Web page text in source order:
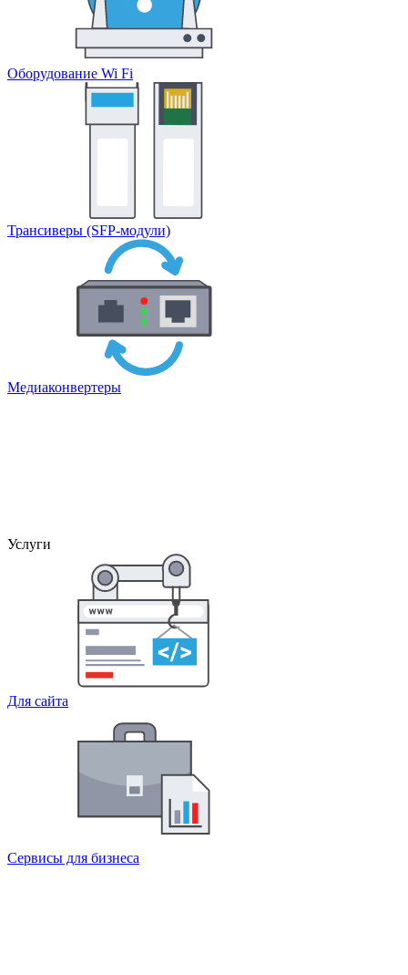
Оборудование Wi Fi
Трансиверы (SFP-модули)
Медиаконвертеры
Услуги
Для сайта
Сервисы для бизнеса